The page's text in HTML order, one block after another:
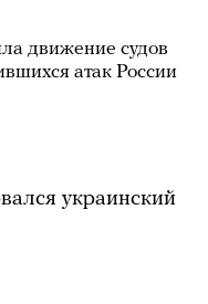
движение судов
атак России
украинский